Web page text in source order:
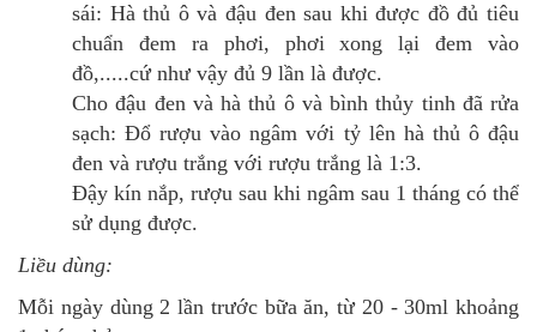
sái: Hà thủ ô và đậu đen sau khi được đồ đủ tiêu
chuẩn đem ra phơi, phơi xong lại đem vào
đồ,.....cứ như vậy đủ 9 lần là được.
Cho đậu đen và hà thủ ô và bình thủy tinh đã rửa
sạch: Đổ rượu vào ngâm với tỷ lên hà thủ ô đậu
đen và rượu trắng với rượu trắng là 1:3.
Đậy kín nắp, rượu sau khi ngâm sau 1 tháng có thể
sử dụng được.
Liều dùng:
Mỗi ngày dùng 2 lần trước bữa ăn, từ 20 - 30ml khoảng